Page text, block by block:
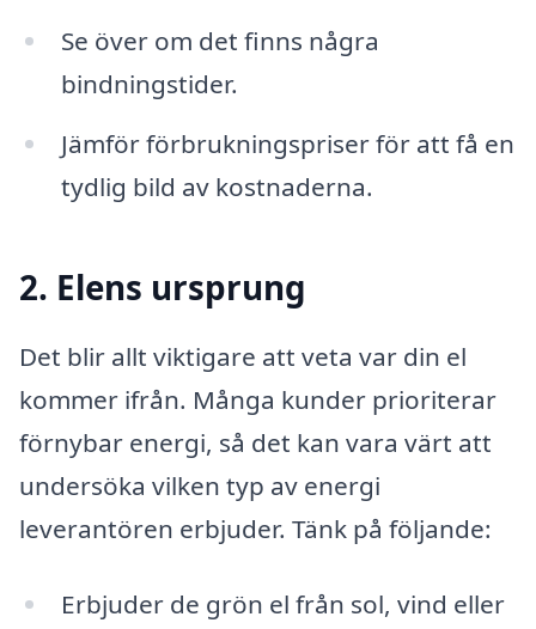
Se över om det finns några
bindningstider.
Jämför förbrukningspriser för att få en
tydlig bild av kostnaderna.
2. Elens ursprung
Det blir allt viktigare att veta var din el
kommer ifrån. Många kunder prioriterar
förnybar energi, så det kan vara värt att
undersöka vilken typ av energi
leverantören erbjuder. Tänk på följande:
Erbjuder de grön el från sol, vind eller